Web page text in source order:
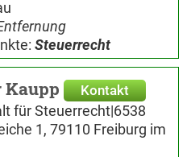
Steuerrecht
Kaupp Kontakt
für Steuerrecht|6538
1, 79110 Freiburg im